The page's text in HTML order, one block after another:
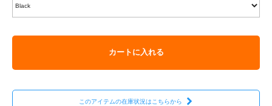
カートに入れる
このアイテムの在庫状況はこちらから